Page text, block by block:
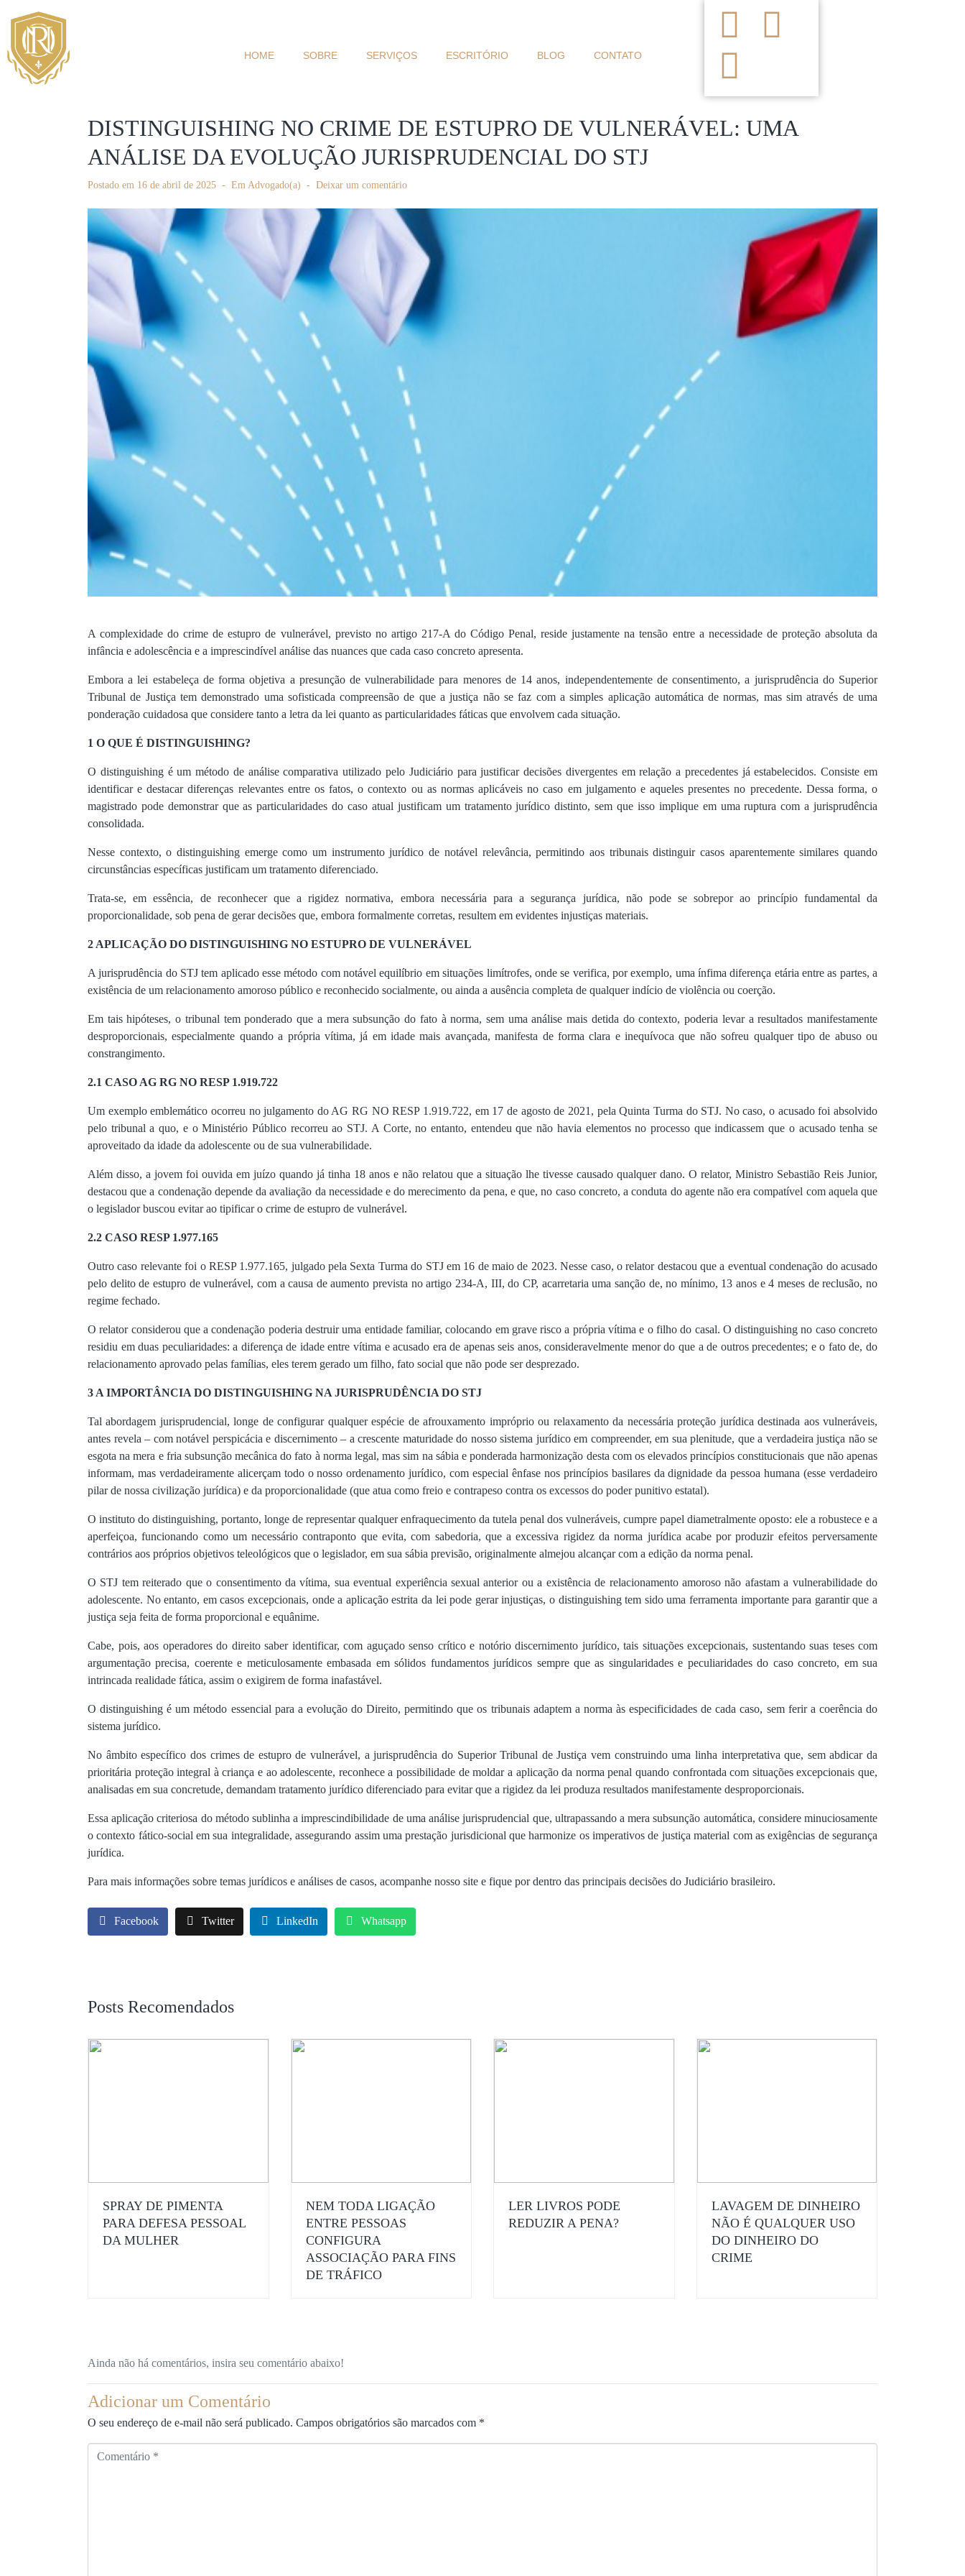
HOME SOBRE SERVIÇOS ESCRITÓRIO BLOG CONTATO
DISTINGUISHING NO CRIME DE ESTUPRO DE VULNERÁVEL: UMA
ANÁLISE DA EVOLUÇÃO JURISPRUDENCIAL DO STJ
Postado em 16 de abril de 2025 Em Advogado(a) Deixar um comentário
A complexidade do crime de estupro de vulnerável, previsto no artigo 217-A do Código Penal, reside justamente na tensão entre a necessidade de proteção absoluta da
infância e adolescência e a imprescindível análise das nuances que cada caso concreto apresenta.
Embora a lei estabeleça de forma objetiva a presunção de vulnerabilidade para menores de 14 anos, independentemente de consentimento, a jurisprudência do Superior
Tribunal de Justiça tem demonstrado uma sofisticada compreensão de que a justiça não se faz com a simples aplicação automática de normas, mas sim através de uma
ponderação cuidadosa que considere tanto a letra da lei quanto as particularidades fáticas que envolvem cada situação.
1 O QUE É DISTINGUISHING?
O distinguishing é um método de análise comparativa utilizado pelo Judiciário para justificar decisões divergentes em relação a precedentes já estabelecidos. Consiste em
identificar e destacar diferenças relevantes entre os fatos, o contexto ou as normas aplicáveis no caso em julgamento e aqueles presentes no precedente. Dessa forma, o
magistrado pode demonstrar que as particularidades do caso atual justificam um tratamento jurídico distinto, sem que isso implique em uma ruptura com a jurisprudência
consolidada.
Nesse contexto, o distinguishing emerge como um instrumento jurídico de notável relevância, permitindo aos tribunais distinguir casos aparentemente similares quando
circunstâncias específicas justificam um tratamento diferenciado.
Trata-se, em essência, de reconhecer que a rigidez normativa, embora necessária para a segurança jurídica, não pode se sobrepor ao princípio fundamental da
proporcionalidade, sob pena de gerar decisões que, embora formalmente corretas, resultem em evidentes injustiças materiais.
2 APLICAÇÃO DO DISTINGUISHING NO ESTUPRO DE VULNERÁVEL
A jurisprudência do STJ tem aplicado esse método com notável equilíbrio em situações limítrofes, onde se verifica, por exemplo, uma ínfima diferença etária entre as partes, a
existência de um relacionamento amoroso público e reconhecido socialmente, ou ainda a ausência completa de qualquer indício de violência ou coerção.
Em tais hipóteses, o tribunal tem ponderado que a mera subsunção do fato à norma, sem uma análise mais detida do contexto, poderia levar a resultados manifestamente
desproporcionais, especialmente quando a própria vítima, já em idade mais avançada, manifesta de forma clara e inequívoca que não sofreu qualquer tipo de abuso ou
constrangimento.
2.1 CASO AG RG NO RESP 1.919.722
Um exemplo emblemático ocorreu no julgamento do AG RG NO RESP 1.919.722, em 17 de agosto de 2021, pela Quinta Turma do STJ. No caso, o acusado foi absolvido
pelo tribunal a quo, e o Ministério Público recorreu ao STJ. A Corte, no entanto, entendeu que não havia elementos no processo que indicassem que o acusado tenha se
aproveitado da idade da adolescente ou de sua vulnerabilidade.
Além disso, a jovem foi ouvida em juízo quando já tinha 18 anos e não relatou que a situação lhe tivesse causado qualquer dano. O relator, Ministro Sebastião Reis Junior,
destacou que a condenação depende da avaliação da necessidade e do merecimento da pena, e que, no caso concreto, a conduta do agente não era compatível com aquela que
o legislador buscou evitar ao tipificar o crime de estupro de vulnerável.
2.2 CASO RESP 1.977.165
Outro caso relevante foi o RESP 1.977.165, julgado pela Sexta Turma do STJ em 16 de maio de 2023. Nesse caso, o relator destacou que a eventual condenação do acusado
pelo delito de estupro de vulnerável, com a causa de aumento prevista no artigo 234-A, III, do CP, acarretaria uma sanção de, no mínimo, 13 anos e 4 meses de reclusão, no
regime fechado.
O relator considerou que a condenação poderia destruir uma entidade familiar, colocando em grave risco a própria vítima e o filho do casal. O distinguishing no caso concreto
residiu em duas peculiaridades: a diferença de idade entre vítima e acusado era de apenas seis anos, consideravelmente menor do que a de outros precedentes; e o fato de, do
relacionamento aprovado pelas famílias, eles terem gerado um filho, fato social que não pode ser desprezado.
3 A IMPORTÂNCIA DO DISTINGUISHING NA JURISPRUDÊNCIA DO STJ
Tal abordagem jurisprudencial, longe de configurar qualquer espécie de afrouxamento impróprio ou relaxamento da necessária proteção jurídica destinada aos vulneráveis,
antes revela – com notável perspicácia e discernimento – a crescente maturidade do nosso sistema jurídico em compreender, em sua plenitude, que a verdadeira justiça não se
esgota na mera e fria subsunção mecânica do fato à norma legal, mas sim na sábia e ponderada harmonização desta com os elevados princípios constitucionais que não apenas
informam, mas verdadeiramente alicerçam todo o nosso ordenamento jurídico, com especial ênfase nos princípios basilares da dignidade da pessoa humana (esse verdadeiro
pilar de nossa civilização jurídica) e da proporcionalidade (que atua como freio e contrapeso contra os excessos do poder punitivo estatal).
O instituto do distinguishing, portanto, longe de representar qualquer enfraquecimento da tutela penal dos vulneráveis, cumpre papel diametralmente oposto: ele a robustece e a
aperfeiçoa, funcionando como um necessário contraponto que evita, com sabedoria, que a excessiva rigidez da norma jurídica acabe por produzir efeitos perversamente
contrários aos próprios objetivos teleológicos que o legislador, em sua sábia previsão, originalmente almejou alcançar com a edição da norma penal.
O STJ tem reiterado que o consentimento da vítima, sua eventual experiência sexual anterior ou a existência de relacionamento amoroso não afastam a vulnerabilidade do
adolescente. No entanto, em casos excepcionais, onde a aplicação estrita da lei pode gerar injustiças, o distinguishing tem sido uma ferramenta importante para garantir que a
justiça seja feita de forma proporcional e equânime.
Cabe, pois, aos operadores do direito saber identificar, com aguçado senso crítico e notório discernimento jurídico, tais situações excepcionais, sustentando suas teses com
argumentação precisa, coerente e meticulosamente embasada em sólidos fundamentos jurídicos sempre que as singularidades e peculiaridades do caso concreto, em sua
intrincada realidade fática, assim o exigirem de forma inafastável.
O distinguishing é um método essencial para a evolução do Direito, permitindo que os tribunais adaptem a norma às especificidades de cada caso, sem ferir a coerência do
sistema jurídico.
No âmbito específico dos crimes de estupro de vulnerável, a jurisprudência do Superior Tribunal de Justiça vem construindo uma linha interpretativa que, sem abdicar da
prioritária proteção integral à criança e ao adolescente, reconhece a possibilidade de moldar a aplicação da norma penal quando confrontada com situações excepcionais que,
analisadas em sua concretude, demandam tratamento jurídico diferenciado para evitar que a rigidez da lei produza resultados manifestamente desproporcionais.
Essa aplicação criteriosa do método sublinha a imprescindibilidade de uma análise jurisprudencial que, ultrapassando a mera subsunção automática, considere minuciosamente
o contexto fático-social em sua integralidade, assegurando assim uma prestação jurisdicional que harmonize os imperativos de justiça material com as exigências de segurança
jurídica.
Para mais informações sobre temas jurídicos e análises de casos, acompanhe nosso site e fique por dentro das principais decisões do Judiciário brasileiro.
Facebook Twitter LinkedIn Whatsapp
Posts Recomendados
SPRAY DE PIMENTA
PARA DEFESA PESSOAL
DA MULHER
NEM TODA LIGAÇÃO
ENTRE PESSOAS
CONFIGURA
ASSOCIAÇÃO PARA FINS
DE TRÁFICO
LER LIVROS PODE
REDUZIR A PENA?
LAVAGEM DE DINHEIRO
NÃO É QUALQUER USO
DO DINHEIRO DO
CRIME
Ainda não há comentários, insira seu comentário abaixo!
Adicionar um Comentário
O seu endereço de e-mail não será publicado. Campos obrigatórios são marcados com *